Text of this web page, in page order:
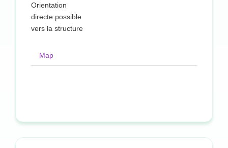
Orientation
directe possible
vers la structure
Map